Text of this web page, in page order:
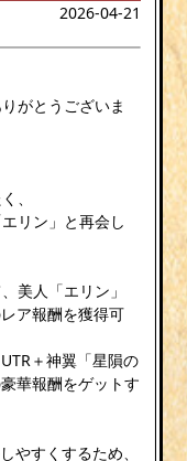
2026-04-21
がとうございま
、
リン」と再会し
美人「エリン」
ア報酬を獲得可
＋神翼「星隕の
華報酬をゲットす
やすくするため、